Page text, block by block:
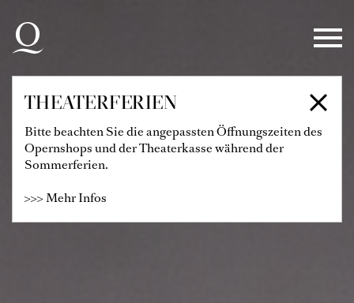
Zur Hauptnavigation springen
Zum Hauptinhalt springen
Zum Footer springen
THEATERFERIEN
Bitte beachten Sie die angepassten Öffnungszeiten des
Opernshops und der Theaterkasse während der
Sommerferien.
>>> Mehr Infos